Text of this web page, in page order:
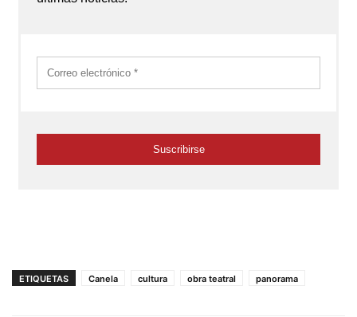
ETIQUETAS Canela cultura obra teatral panorama